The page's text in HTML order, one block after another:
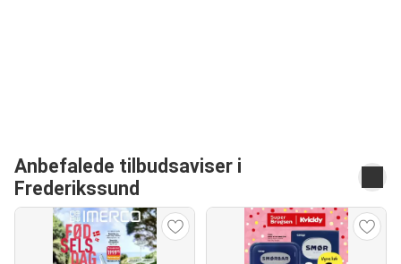
Anbefalede tilbudsaviser i
Frederikssund